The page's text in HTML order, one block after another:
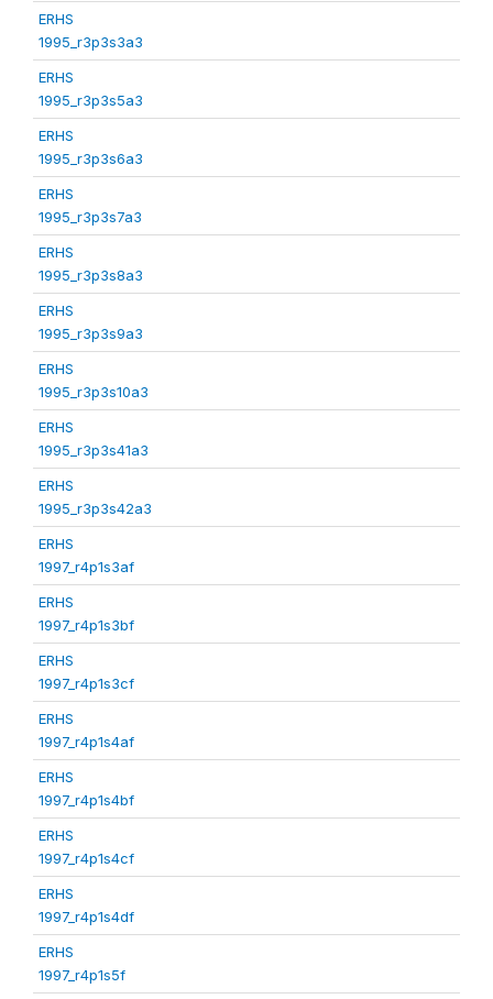
ERHS
1995_r3p3s3a3
ERHS
1995_r3p3s5a3
ERHS
1995_r3p3s6a3
ERHS
1995_r3p3s7a3
ERHS
1995_r3p3s8a3
ERHS
1995_r3p3s9a3
ERHS
1995_r3p3s10a3
ERHS
1995_r3p3s41a3
ERHS
1995_r3p3s42a3
ERHS
1997_r4p1s3af
ERHS
1997_r4p1s3bf
ERHS
1997_r4p1s3cf
ERHS
1997_r4p1s4af
ERHS
1997_r4p1s4bf
ERHS
1997_r4p1s4cf
ERHS
1997_r4p1s4df
ERHS
1997_r4p1s5f